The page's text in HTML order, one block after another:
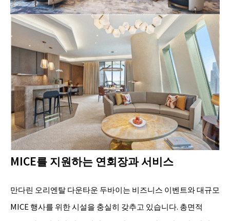
MICE를 지원하는 연회장과 서비스
만다린 오리엔탈 다운타운 두바이는 비즈니스 이벤트와 대규모
MICE 행사를 위한 시설을 충실히 갖추고 있습니다. 총면적